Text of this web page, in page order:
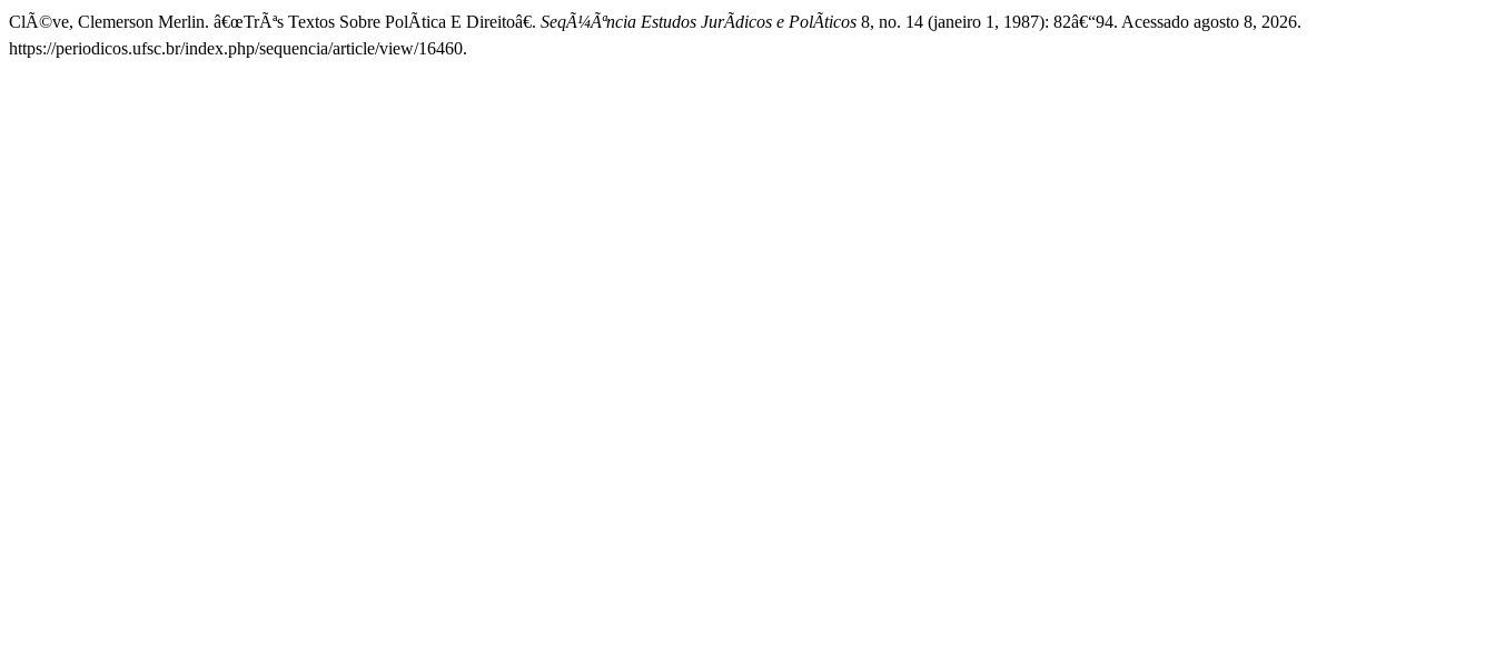
ClÃ©ve, Clemerson Merlin. â€œTrÃªs Textos Sobre PolÃ­tica E Direitoâ€. SeqÃ¼Ãªncia Estudos JurÃ­dicos e PolÃ­ticos 8, no. 14 (janeiro 1, 1987): 82â€“94. Acessado agosto 8, 2026.
https://periodicos.ufsc.br/index.php/sequencia/article/view/16460.